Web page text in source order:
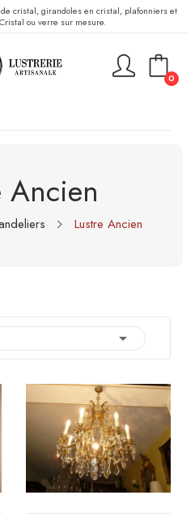
cristal, girandoles en cristal, plafonniers et
ou verre sur mesure.
0
Ancien
Lustre Ancien
